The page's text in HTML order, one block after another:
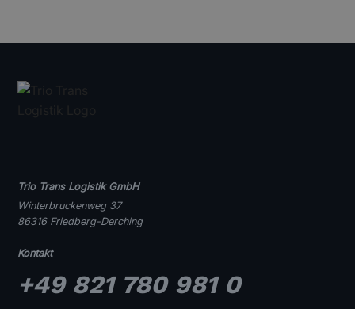
Trio Trans Logistik GmbH
Winterbruckenweg 37
86316 Friedberg-Derching
Kontakt
+49 821 780 981 0